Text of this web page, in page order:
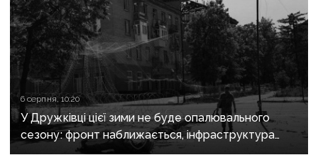
6 серпня, 10:20
У Дружківці цієї зими не буде опалювального
сезону: фронт наближається, інфраструктура
критично зруйнована